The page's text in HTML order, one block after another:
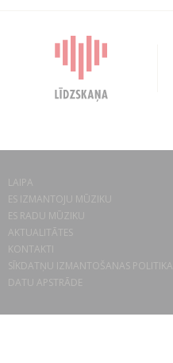
LAIPA
ES IZMANTOJU MŪZIKU
ES RADU MŪZIKU
AKTUALITĀTES
KONTAKTI
SĪKDATŅU IZMANTOŠANAS POLITIKA
DATU APSTRĀDE